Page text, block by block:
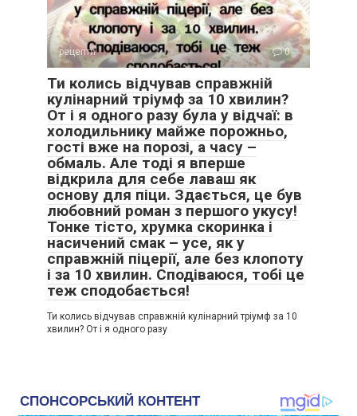
рецепти 0
Ти колись відчував справжній
кулінарний тріумф за 10 хвилин?
От і я одного разу була у відчаї: в
холодильнику майже порожньо,
гості вже на порозі, а часу –
обмаль. Але тоді я вперше
відкрила для себе лаваш як
основу для піци. Здається, це був
любовний роман з першого укусу!
Тонке тісто, хрумка скоринка і
насичений смак – усе, як у
справжній піцерії, але без клопоту
і за 10 хвилин. Сподіваюся, тобі це
теж сподобається!
Ти колись відчував справжній кулінарний тріумф за 10
хвилин? От і я одного разу